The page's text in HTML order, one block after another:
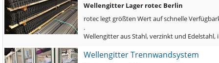
Wellengitter Lager rotec Berlin
rotec legt größten Wert auf schnelle
.
Wellengitter aus Stahl, verzinkt und
Wellengitter Trennwandsystem